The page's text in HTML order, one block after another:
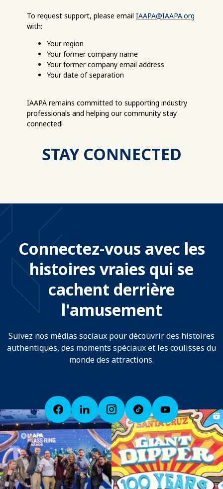
To request support, please email IAAPA@IAAPA.org
with:
Your region
Your former company name
Your former company email address
Your date of separation
IAAPA remains committed to supporting industry
professionals and helping our community stay
connected!
STAY CONNECTED
Connectez-vous avec les
histoires vraies qui se
cachent derrière
l'amusement
Suivez nos médias sociaux pour découvrir des histoires
authentiques, des moments spéciaux et les coulisses du
monde des attractions.